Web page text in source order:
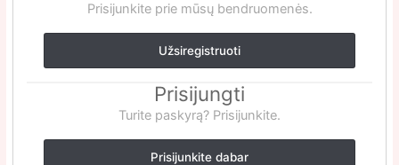
Prisijunkite prie mūsų bendruomenės.
Užsiregistruoti
Prisijungti
Turite paskyrą? Prisijunkite.
Prisijunkite dabar